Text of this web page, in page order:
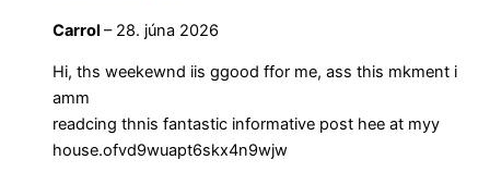
Carrol – 28. júna 2026
Hi, ths weekewnd iis ggood ffor me, ass this mkment i
amm
readcing thnis fantastic informative post hee at myy
house.ofvd9wuapt6skx4n9wjw